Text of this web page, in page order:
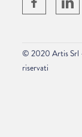
© 2020 Artis Srl
riservati